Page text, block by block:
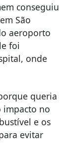
conseguiu
São
aeroporto
foi
onde
queria
impacto no
e os
evitar